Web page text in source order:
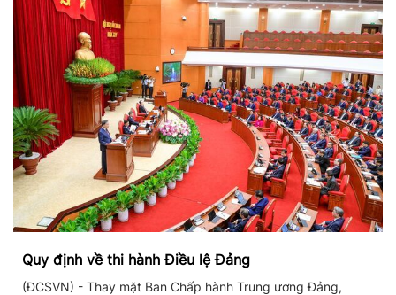
Quy định về thi hành Điều lệ Đảng
(ĐCSVN) - Thay mặt Ban Chấp hành Trung ương Đảng,